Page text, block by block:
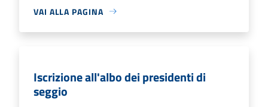
VAI ALLA PAGINA
Iscrizione all'albo dei presidenti di
seggio